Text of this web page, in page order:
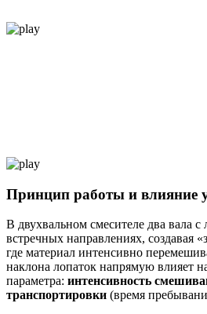
Принцип работы и влияние
В двухвальном смесителе два вала
встречных направлениях, создавая
где материал интенсивно
наклона лопаток напрямую влияет
параметра: интенсивность
транспортировки (время